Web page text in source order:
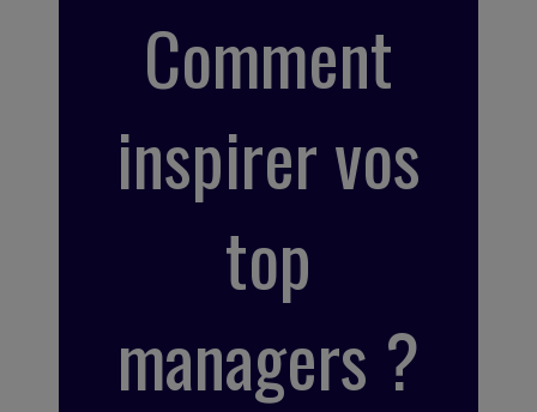
Comment
inspirer vos
top
managers ?